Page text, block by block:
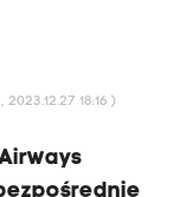
18:16 )